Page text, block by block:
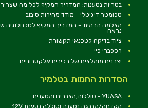
בטריות נטענות: המדריך המקיף לכל מה
טכומטר דיגיטלי - מודד מהירות סיבוב
מצלמה תרמית – המדריך המקיף לטכנולוגיה
נראה
ציוד בדיקה לטכנאי תקשורת
רספברי פיי
יצרנים מומלצים של רכיבים אלקטרוניים
הסדרות החמות בטלמיר
YUASA - סוללות,מצברים ומטענים
מקדחה/מברגה נטענת וסוללה נטענת 12V